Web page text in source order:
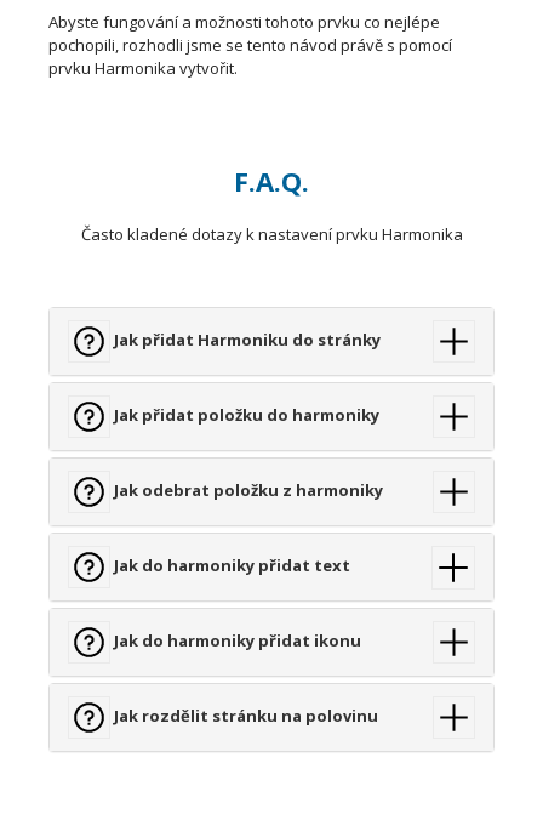
Abyste fungování a možnosti tohoto prvku co nejlépe
pochopili, rozhodli jsme se tento návod právě s pomocí
prvku Harmonika vytvořit.
F.A.Q.
Často kladené dotazy k nastavení prvku Harmonika
Jak přidat Harmoniku do stránky
Jak přidat položku do harmoniky
Jak odebrat položku z harmoniky
Jak do harmoniky přidat text
Jak do harmoniky přidat ikonu
Jak rozdělit stránku na polovinu